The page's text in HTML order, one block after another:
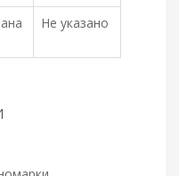
Не указано